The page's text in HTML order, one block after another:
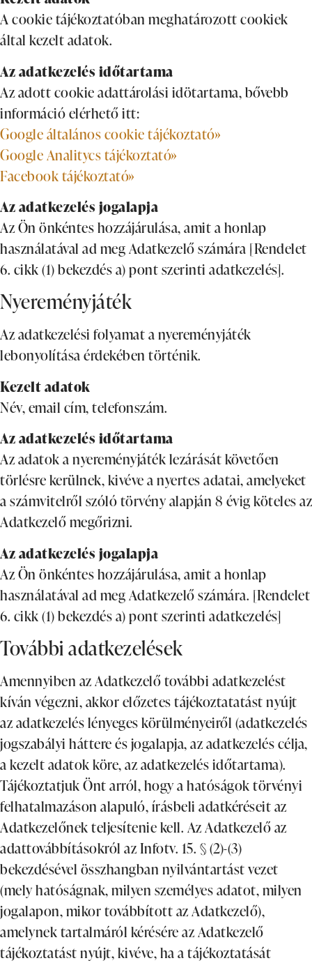
A cookie tájékoztatóban meghatározott cookiek
által kezelt adatok.
Az adatkezelés időtartama
Az adott cookie adattárolási idötartama, bővebb
információ elérhető itt:
Google általános cookie tájékoztató»
Google Analitycs tájékoztató»
Facebook tájékoztató»
Az adatkezelés jogalapja
Az Ön önkéntes hozzájárulása, amit a honlap
használatával ad meg Adatkezelő számára [Rendelet
6. cikk (1) bekezdés a) pont szerinti adatkezelés].
Nyereményjáték
Az adatkezelési folyamat a nyereményjáték
lebonyolítása érdekében történik.
Kezelt adatok
Név, email cím, telefonszám.
Az adatkezelés időtartama
Az adatok a nyereményjáték lezárását követően
törlésre kerülnek, kivéve a nyertes adatai, amelyeket
a számvitelről szóló törvény alapján 8 évig köteles az
Adatkezelő megőrizni.
Az adatkezelés jogalapja
Az Ön önkéntes hozzájárulása, amit a honlap
használatával ad meg Adatkezelő számára. [Rendelet
6. cikk (1) bekezdés a) pont szerinti adatkezelés]
További adatkezelések
Amennyiben az Adatkezelő további adatkezelést
kíván végezni, akkor előzetes tájékoztatatást nyújt
az adatkezelés lényeges körülményeiről (adatkezelés
jogszabályi háttere és jogalapja, az adatkezelés célja,
a kezelt adatok köre, az adatkezelés időtartama).
Tájékoztatjuk Önt arról, hogy a hatóságok törvényi
felhatalmazáson alapuló, írásbeli adatkéréseit az
Adatkezelőnek teljesítenie kell. Az Adatkezelő az
adattovábbításokról az Infotv. 15. § (2)-(3)
bekezdésével összhangban nyilvántartást vezet
(mely hatóságnak, milyen személyes adatot, milyen
jogalapon, mikor továbbított az Adatkezelő),
amelynek tartalmáról kérésére az Adatkezelő
tájékoztatást nyújt, kivéve, ha a tájékoztatását